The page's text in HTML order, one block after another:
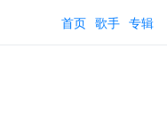
首页 歌手 专辑